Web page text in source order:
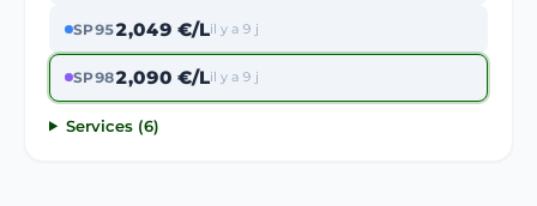
SP952,049 €/Lil y a 9 j
SP982,090 €/Lil y a 9 j
Services (6)